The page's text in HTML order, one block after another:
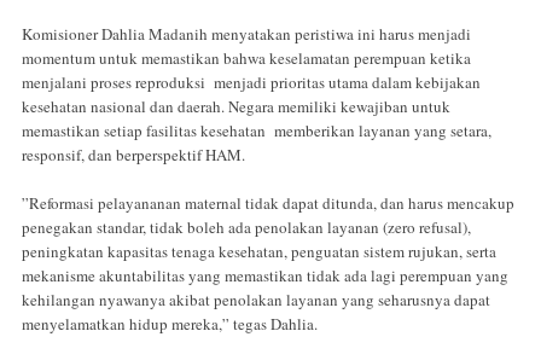
Komisioner Dahlia Madanih menyatakan peristiwa ini harus menjadi
momentum untuk memastikan bahwa keselamatan perempuan ketika
menjalani proses reproduksi menjadi prioritas utama dalam kebijakan
kesehatan nasional dan daerah. Negara memiliki kewajiban untuk
memastikan setiap fasilitas kesehatan memberikan layanan yang setara,
responsif, dan berperspektif HAM.
”Reformasi pelayananan maternal tidak dapat ditunda, dan harus mencakup
penegakan standar, tidak boleh ada penolakan layanan (zero refusal),
peningkatan kapasitas tenaga kesehatan, penguatan sistem rujukan, serta
mekanisme akuntabilitas yang memastikan tidak ada lagi perempuan yang
kehilangan nyawanya akibat penolakan layanan yang seharusnya dapat
menyelamatkan hidup mereka,” tegas Dahlia.